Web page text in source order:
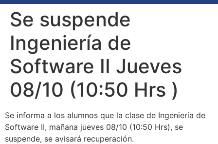
Se suspende
Ingeniería de
Software II Jueves
08/10 (10:50 Hrs )
Se informa a los alumnos que la clase de Ingeniería de
Software II, mañana jueves 08/10 (10:50 Hrs), se
suspende, se avisará recuperación.